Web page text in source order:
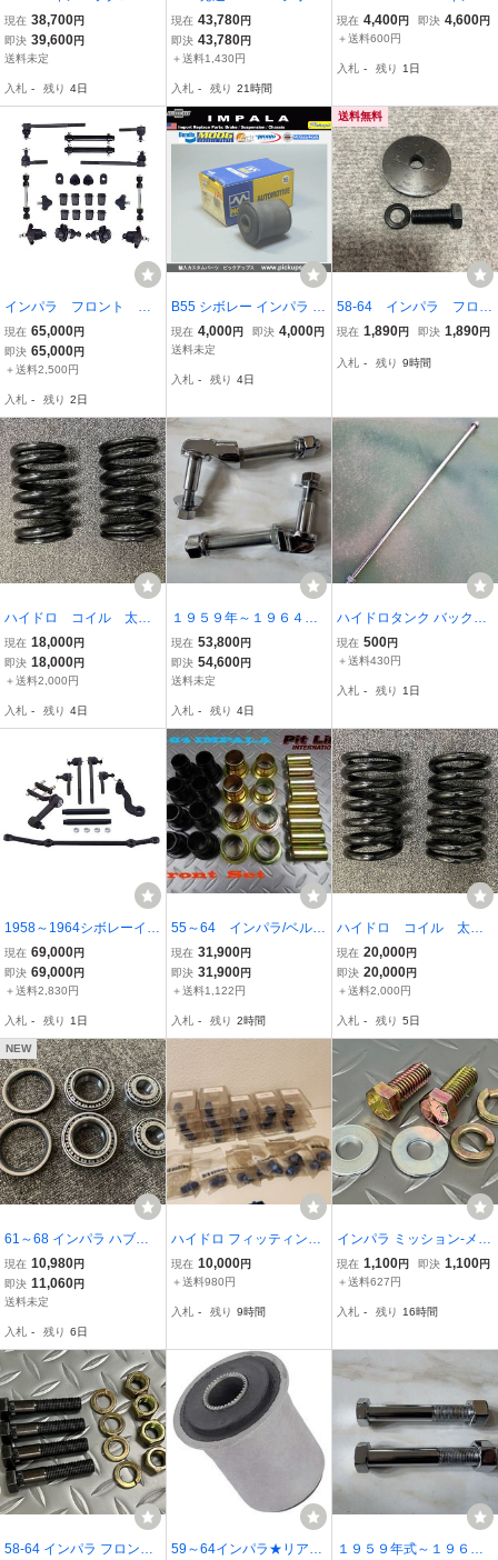
フロントロアーアームボ
ルト2本セット 9/16in
c。ベルエア ビスケイ
ロ ローライダー
現在 38,700円
即決 39,600円
送料未定
入札 - 残り 4日
ーインパラ エアーショッ
ク キャデラック エルカミ
ーノ リアエアーショック
現在 43,780円
即決 43,780円
＋送料1,430円
入札 - 残り 21時間
ラ/ベルエア/カプリス リ
ア コントロール アー
ト）
現在 4,400円 即決 4,600円
＋送料600円
入札 - 残り 1日
インパラ フロント リ
ビルトキットセット タ
イロッド ブッシュ ボ
ールジョイト
現在 65,000円
即決 65,000円
＋送料2,500円
入札 - 残り 2日
B55 シボレー インパラ 1
965-1970年 ブッシュ リ
ア アーム アッパー 未使
ーパーツ ローライダー/マ
現在 4,000円 即決 4,000円
送料未定
入札 - 残り 4日
送料無料
58-64 インパラ フロン
トアッパーブッシュボル
ア エルカミーノ
現在 1,890円 即決 1,890円
入札 - 残り 9時間
ハイドロ コイル 太さ1
7mm インパラ ローラ
イダー キャデラック
2本セット
現在 18,000円
即決 18,000円
＋送料2,000円
入札 - 残り 4日
１９５９年～１９６４年
シボレーインパラクロー
ムリアショックマウント
ボルト左右セット新品。
ー インパラボルトGM
現在 53,800円
即決 54,600円
送料未定
入札 - 残り 4日
ハイドロタンク バックプ
レート用 固定クローム
ロングボルト&ナットセッ
ック リンカーン リー
現在 500円
＋送料430円
入札 - 残り 1日
1958～1964シボレーイン
パラ500シリーズ CPP5
00、605 ギヤボックスス
テアリングリンケージキ
現在 69,000円
即決 69,000円
＋送料2,830円
入札 - 残り 1日
55～64 インパラ/ベルエ
ア エナジーフロントア
ームブッシュセット★シ
ボレー ベルエア ビスケ
現在 31,900円
即決 31,900円
＋送料1,122円
入札 - 残り 2時間
ハイドロ コイル 太さ1
9mm インパラ ローライ
ダー キャデラック モ
ンテ カトラス タウン
現在 20,000円
即決 20,000円
＋送料2,000円
入札 - 残り 5日
NEW
61～68 インパラ ハブベ
アリング アウター イン
ナー シール片側分３点
セット ベルエア シボレー
Pディスク使用可
現在 10,980円
即決 11,060円
送料未定
入札 - 残り 6日
ハイドロ フィッティング
#8 3/8 27個セット イン
パラ ローライダー
現在 10,000円
＋送料980円
入札 - 残り 9時間
インパラ ミッション-メン
バーマウントボルト7/16-
14 1inc
現在 1,100円 即決 1,100円
＋送料627円
入札 - 残り 16時間
58-64 インパラ フロント
59～64インパラ★リアロ
１９５９年式～１９６４